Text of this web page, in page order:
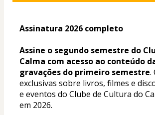
Assinatura 2026 completo
Assine o segundo semestre do
Calma com acesso ao conteúdo
gravações do primeiro semestre.
exclusivas sobre livros, filmes e
e eventos do Clube de Cultura do
em 2026.